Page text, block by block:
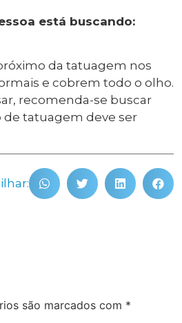
está buscando:
da tatuagem nos
e cobrem todo o olho.
recomenda-se buscar
tatuagem deve ser
são marcados com *